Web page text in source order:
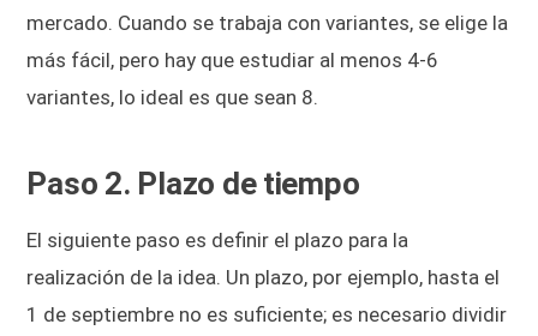
mercado. Cuando se trabaja con variantes, se elige la
más fácil, pero hay que estudiar al menos 4-6
variantes, lo ideal es que sean 8.
Paso 2. Plazo de tiempo
El siguiente paso es definir el plazo para la
realización de la idea. Un plazo, por ejemplo, hasta el
1 de septiembre no es suficiente; es necesario dividir